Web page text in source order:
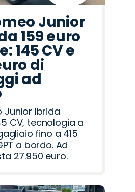
Junior
159 euro
145 CV e
di
ad
Junior Ibrida
CV, tecnologia a
fino a 415
a bordo. Ad
27.950 euro.